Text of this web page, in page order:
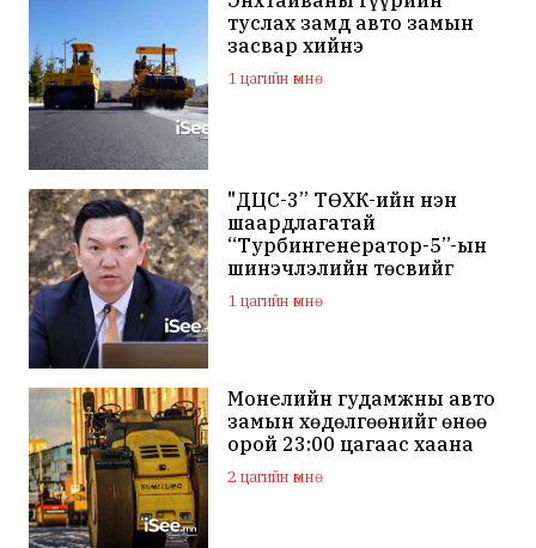
туслах замд авто замын
засвар хийнэ
1 цагийн өмнө
"ДЦС-3” ТӨХК-ийн нэн
шаардлагатай
“Турбингенератор-5”-ын
шинэчлэлийн төсвийг
шийдвэрлэхээр болов
1 цагийн өмнө
Монелийн гудамжны авто
замын хөдөлгөөнийг өнөө
орой 23:00 цагаас хаана
2 цагийн өмнө